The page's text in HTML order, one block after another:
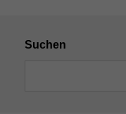
Suchen